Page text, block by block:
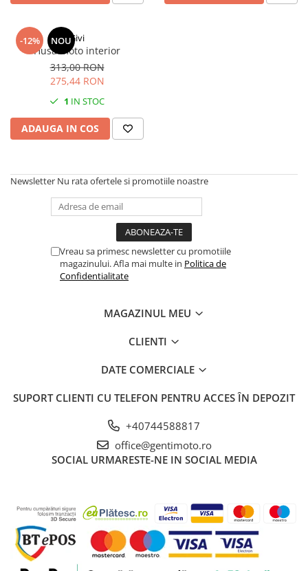
-12% NOUGivi
Husa moto interior
313,00 RON
275,44 RON
1 IN STOC
ADAUGA IN COS
Newsletter Nu rata ofertele si promotiile noastre
Vreau sa primesc newsletter cu promotiile
magazinului. Afla mai multe in Politica de
Confidentialitate
MAGAZINUL MEU
CLIENTI
DATE COMERCIALE
SUPORT CLIENTI CU TELEFON PENTRU ACCES ÎN DEPOZIT
+40744588817
office@gentimoto.ro
SOCIAL URMARESTE-NE IN SOCIAL MEDIA